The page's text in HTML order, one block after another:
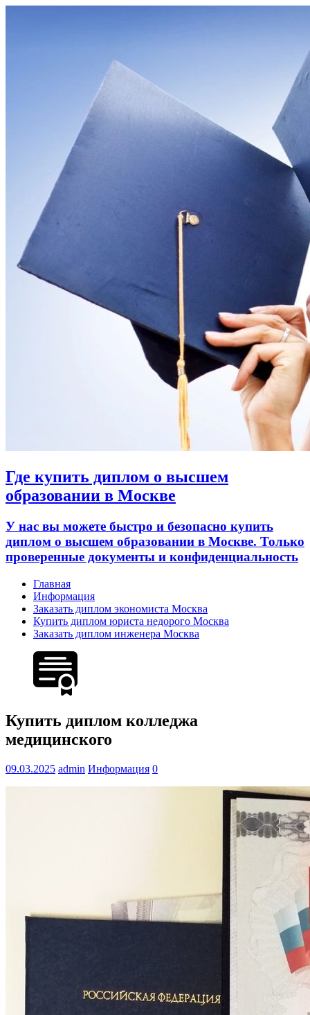
Где купить диплом о высшем
образовании в Москве
У нас вы можете быстро и безопасно купить
диплом о высшем образовании в Москве. Только
проверенные документы и конфиденциальность
Главная
Информация
Заказать диплом экономиста Москва
Купить диплом юриста недорого Москва
Заказать диплом инженера Москва
Купить диплом колледжа
медицинского
09.03.2025 admin Информация 0